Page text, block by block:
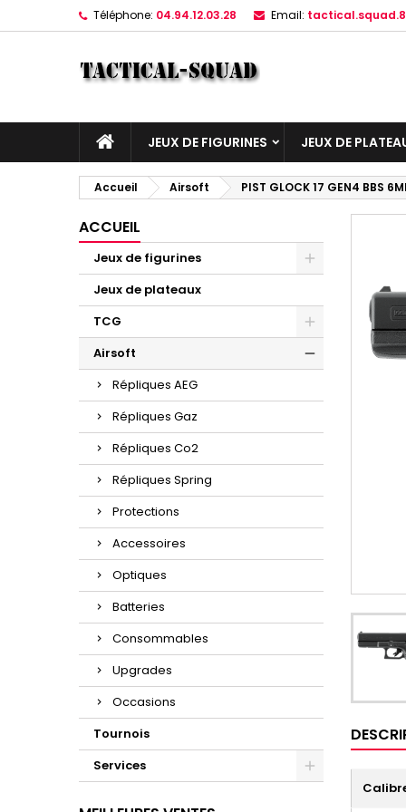
Téléphone: 04.94.12.03.28 Email:
JEUX DE FIGURINES JEUX DE
Accueil Airsoft PIST GLOCK 17 GEN4 BBS
ACCUEIL
Jeux de figurines
Jeux de plateaux
TCG
Airsoft
Répliques AEG
Répliques Gaz
Répliques Co2
Répliques Spring
Protections
Accessoires
Optiques
Batteries
Consommables
Upgrades
Occasions
Tournois
Services